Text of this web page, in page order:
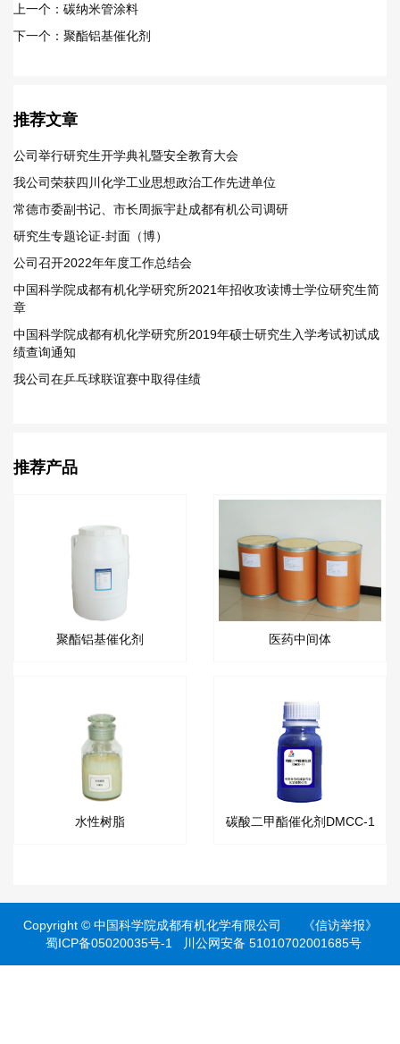
上一个：碳纳米管涂料
下一个：聚酯铝基催化剂
推荐文章
公司举行研究生开学典礼暨安全教育大会
我公司荣获四川化学工业思想政治工作先进单位
常德市委副书记、市长周振宇赴成都有机公司调研
研究生专题论证-封面（博）
公司召开2022年年度工作总结会
中国科学院成都有机化学研究所2021年招收攻读博士学位研究生简
章
中国科学院成都有机化学研究所2019年硕士研究生入学考试初试成
绩查询通知
我公司在乒乓球联谊赛中取得佳绩
推荐产品
聚酯铝基催化剂 医药中间体
水性树脂 碳酸二甲酯催化剂DMCC-1
Copyright © 中国科学院成都有机化学有限公司
《信访举报》
蜀ICP备05020035号-1
川公网安备 51010702001685号